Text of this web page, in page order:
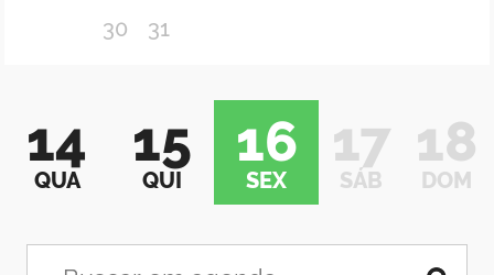
30
31
14
QUA
15
QUI
16
SEX
17
SÁB
18
DOM